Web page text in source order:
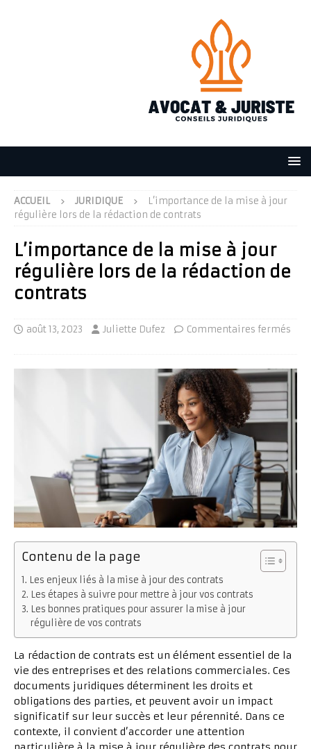
ACCUEIL JURIDIQUE
L’importance de la mise à jour
régulière lors de la rédaction de contrats
L’importance de la mise à jour
régulière lors de la rédaction de
contrats
août 13, 2023 Juliette Dufez Commentaires fermés
Contenu de la page
Les enjeux liés à la mise à jour des contrats
Les étapes à suivre pour mettre à jour vos contrats
Les bonnes pratiques pour assurer la mise à jour
régulière de vos contrats
La rédaction de contrats est un élément essentiel de la
vie des entreprises et des relations commerciales. Ces
documents juridiques déterminent les droits et
obligations des parties, et peuvent avoir un impact
significatif sur leur succès et leur pérennité. Dans ce
contexte, il convient d’accorder une attention